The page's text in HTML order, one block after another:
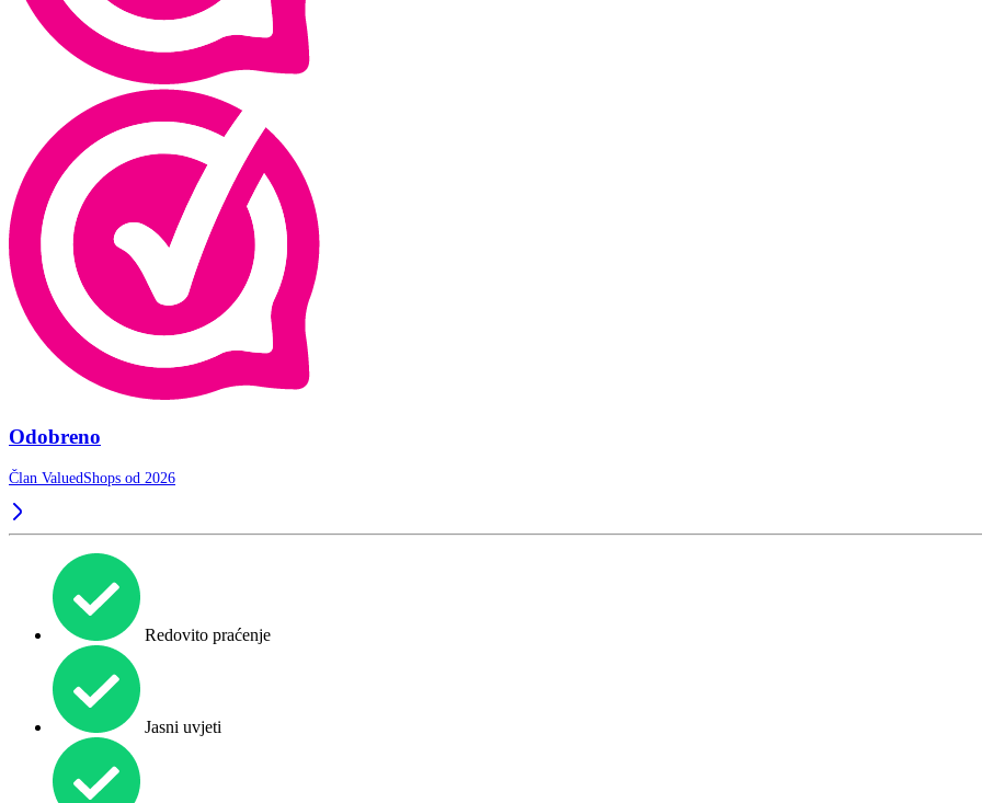
Odobreno
Član ValuedShops od 2026
Redovito praćenje
Jasni uvjeti